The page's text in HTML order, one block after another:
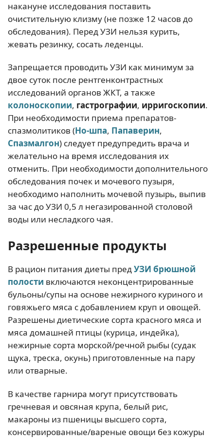
накануне исследования поставить
очистительную клизму (не позже 12 часов до
обследования). Перед УЗИ нельзя курить,
жевать резинку, сосать леденцы.
Запрещается проводить УЗИ как минимум за
двое суток после рентгенконтрастных
исследований органов ЖКТ, а также
колоноскопии, гастрографии, ирригоскопии.
При необходимости приема препаратов-
спазмолитиков (Но-шпа, Папаверин,
Спазмалгон) следует предупредить врача и
желательно на время исследования их
отменить. При необходимости дополнительного
обследования почек и мочевого пузыря,
необходимо наполнить мочевой пузырь, выпив
за час до УЗИ 0,5 л негазированной столовой
воды или несладкого чая.
Разрешенные продукты
В рацион питания диеты предУЗИ брюшной
полости включаются неконцентрированные
бульоны/супы на основе нежирного куриного и
говяжьего мяса с добавлением круп и овощей.
Разрешены диетические сорта красного мяса и
мяса домашней птицы (курица, индейка),
нежирные сорта морской/речной рыбы (судак
щука, треска, окунь) приготовленные на пару
или отварные.
В качестве гарнира могут присутствовать
гречневая и овсяная крупа, белый рис,
макароны из пшеницы высшего сорта,
консервированные/вареные овощи без кожуры